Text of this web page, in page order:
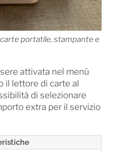
portatile, stampante e
attivata nel menù
il lettore di carte al
di selezionare
extra per il servizio